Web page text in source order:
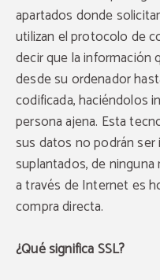
apartados donde
utilizan el protocolo de
decir que la información
desde su ordenador
codificada, haciéndolos
persona ajena. Esta
sus datos no podrán
suplantados, de
a través de Internet es
compra directa.
¿Qué significa SSL?